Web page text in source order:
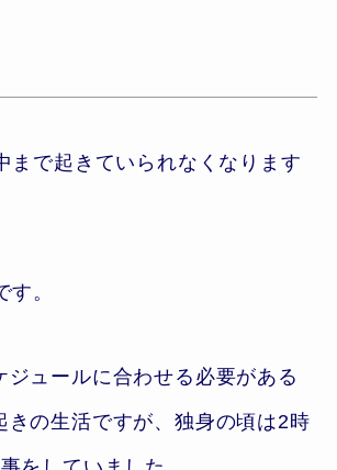
まで起きていられなくなります
。
ジュールに合わせる必要がある
きの生活ですが、独身の頃は2時